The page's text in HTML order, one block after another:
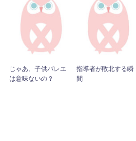
じゃあ、子供バレエ
は意味ないの？
指導者が敗北する瞬
間